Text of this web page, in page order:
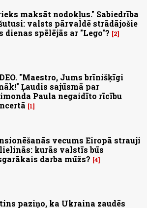
maksāt nodokļus." Sabiedrība
valsts pārvaldē strādājošie
dienas spēlējās ar "Lego"?
2
"Maestro, Jums brīnišķīgi
Ļaudis sajūsmā par
Paula negaidīto rīcību
1
vecums Eiropā strauji
kurās valstīs būs
darba mūžs? 4
paziņo, ka Ukraina zaudēs